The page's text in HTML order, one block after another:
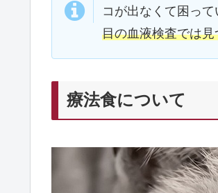
コが出なくて困って
目の血液検査では
療法食について